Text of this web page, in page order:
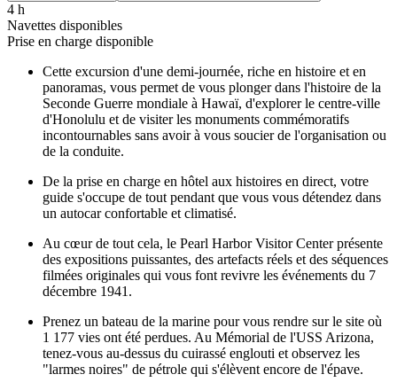
4 h
Navettes disponibles
Prise en charge disponible
Cette excursion d'une demi-journée, riche en histoire et en
panoramas, vous permet de vous plonger dans l'histoire de la
Seconde Guerre mondiale à Hawaï, d'explorer le centre-ville
d'Honolulu et de visiter les monuments commémoratifs
incontournables sans avoir à vous soucier de l'organisation ou
de la conduite.
De la prise en charge en hôtel aux histoires en direct, votre
guide s'occupe de tout pendant que vous vous détendez dans
un autocar confortable et climatisé.
Au cœur de tout cela, le Pearl Harbor Visitor Center présente
des expositions puissantes, des artefacts réels et des séquences
filmées originales qui vous font revivre les événements du 7
décembre 1941.
Prenez un bateau de la marine pour vous rendre sur le site où
1 177 vies ont été perdues. Au Mémorial de l'USS Arizona,
tenez-vous au-dessus du cuirassé englouti et observez les
"larmes noires" de pétrole qui s'élèvent encore de l'épave.